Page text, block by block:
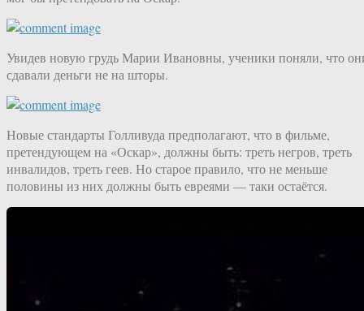
Увидев новую грудь Марии Ивановны, ученики поняли, что
сдавали деньги не на шторы.
Новые стандарты Голливуда предполагают, что в фильме,
претендующем на «Оскар», должны быть: треть негров, треть
инвалидов, треть геев. Но старое правило, что не меньше
половины из них должны быть евреями — таки остаётся.